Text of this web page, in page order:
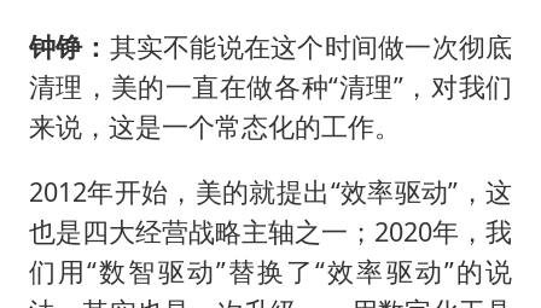
钟铮： 其实不能说在这个时间做一次彻底
清理，美的一直在做各种“清理”，对我们
来说，这是一个常态化的工作。
2012年开始，美的就提出“效率驱动”，这
也是四大经营战略主轴之一；2020年，我
们用“数智驱动”替换了“效率驱动”的说